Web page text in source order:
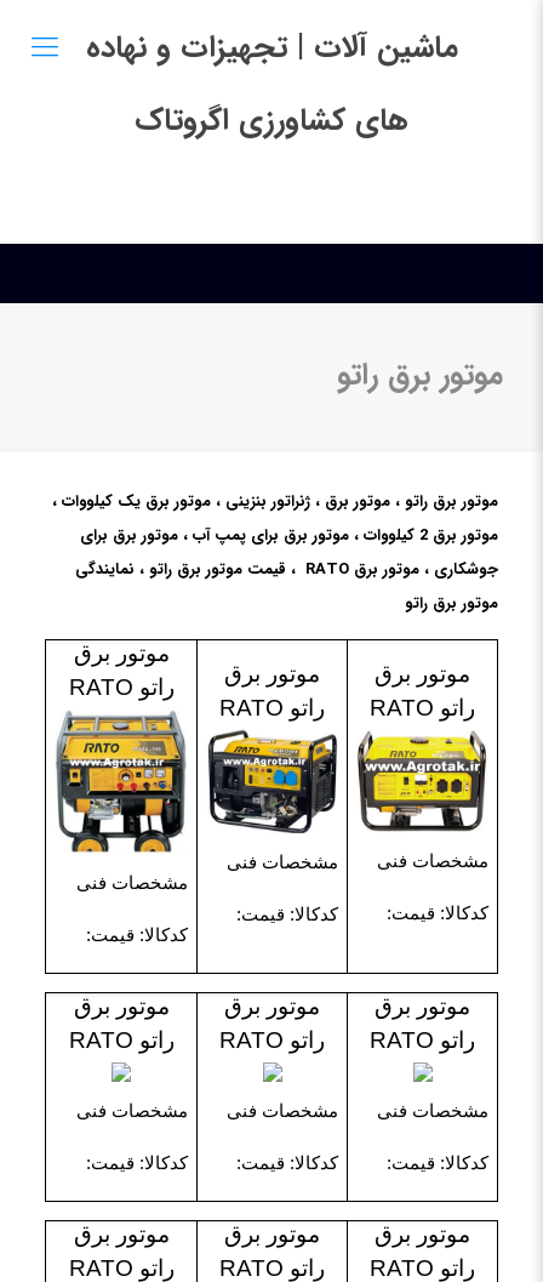
ماشین آلات | تجهیزات و نهاده
های کشاورزی اگروتاک
موتور برق راتو
موتور برق راتو ، موتور برق ، ژنراتور بنزینی ، موتور برق یک کیلووات ،
موتور برق 2 کیلووات ، موتور برق برای پمپ آب ، موتور برق برای
جوشکاری ، موتور برق RATO ، قیمت موتور برق راتو ، نمایندگی
موتور برق راتو
موتور برق
راتو RATO
مشخصات فنی
کدکالا: قیمت:
موتور برق
راتو RATO
مشخصات فنی
کدکالا: قیمت:
موتور برق
راتو RATO
مشخصات فنی
کدکالا: قیمت:
موتور برق
راتو RATO
مشخصات فنی
کدکالا: قیمت:
موتور برق
راتو RATO
مشخصات فنی
کدکالا: قیمت:
موتور برق
راتو RATO
مشخصات فنی
کدکالا: قیمت:
موتور برق
راتو RATO
موتور برق
راتو RATO
موتور برق
راتو RATO